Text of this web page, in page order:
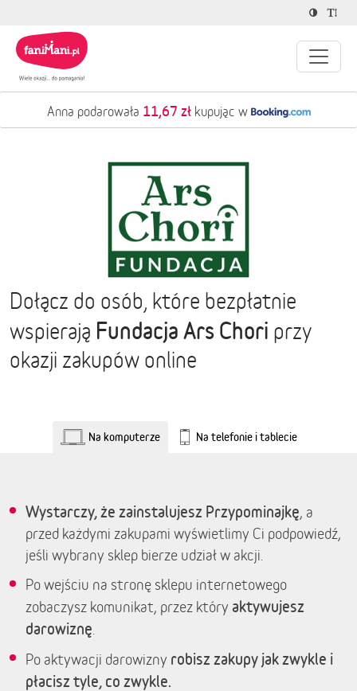
Anna podarowała 11,67 złkupując w
Dołącz do osób, które bezpłatnie
wspierają Fundacja Ars Chori przy
okazji zakupów online
Na komputerze Na telefonie i tablecie
Wystarczy, że zainstalujesz Przypominajkę, a
przed każdymi zakupami wyświetlimy Ci podpowiedź,
jeśli wybrany sklep bierze udział w akcji.
Po wejściu na stronę sklepu internetowego
zobaczysz komunikat, przez który aktywujesz
darowiznę
Po aktywacji darowizny robisz zakupy jak zwykle i
płacisz tyle, co zwykle.